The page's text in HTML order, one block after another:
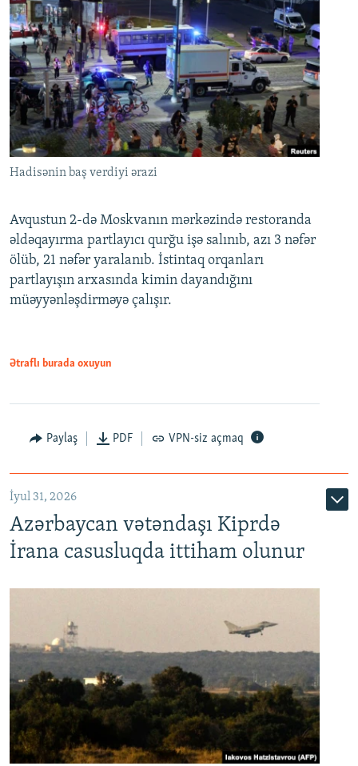
Hadisənin baş verdiyi ərazi
Avqustun 2-də Moskvanın mərkəzində restoranda
əldəqayırma partlayıcı qurğu işə salınıb, azı 3 nəfər
ölüb, 21 nəfər yaralanıb. İstintaq orqanları
partlayışın arxasında kimin dayandığını
müəyyənləşdirməyə çalışır.
Ətraflı burada oxuyun
Paylaş PDF VPN-siz açmaq
İyul 31, 2026
Azərbaycan vətəndaşı Kiprdə
İrana casusluqda ittiham olunur